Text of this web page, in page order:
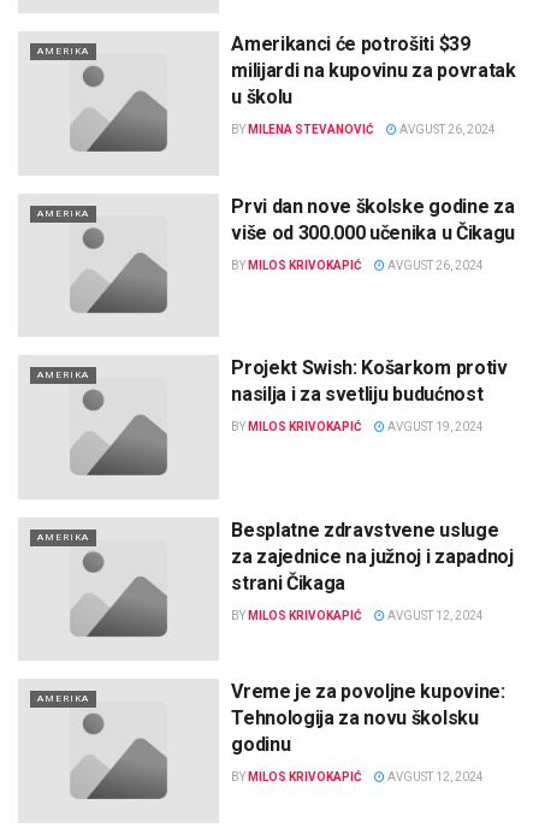
AMERIKA
Amerikanci će potrošiti $39
milijardi na kupovinu za povratak
u školu
BY MILENA STEVANOVIĆ AVGUST 26, 2024
AMERIKA
Prvi dan nove školske godine za
više od 300.000 učenika u Čikagu
BY MILOS KRIVOKAPIĆ AVGUST 26, 2024
AMERIKA
Projekt Swish: Košarkom protiv
nasilja i za svetliju budućnost
BY MILOS KRIVOKAPIĆ AVGUST 19, 2024
AMERIKA
Besplatne zdravstvene usluge
za zajednice na južnoj i zapadnoj
strani Čikaga
BY MILOS KRIVOKAPIĆ AVGUST 12, 2024
AMERIKA
Vreme je za povoljne kupovine:
Tehnologija za novu školsku
godinu
BY MILOS KRIVOKAPIĆ AVGUST 12, 2024